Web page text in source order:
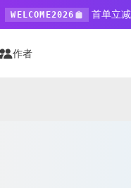
WELCOME2026 首单立
作者